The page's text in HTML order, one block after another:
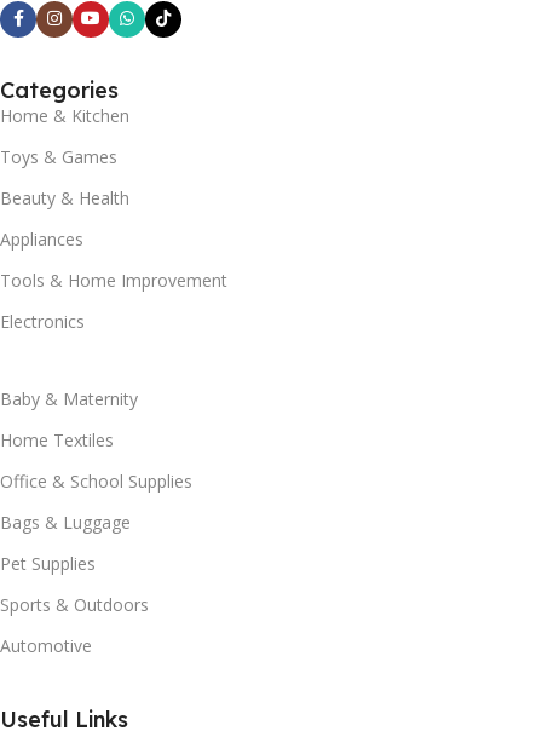
Categories
Home & Kitchen
Toys & Games
Beauty & Health
Appliances
Tools & Home Improvement
Electronics
Baby & Maternity
Home Textiles
Office & School Supplies
Bags & Luggage
Pet Supplies
Sports & Outdoors
Automotive
Useful Links